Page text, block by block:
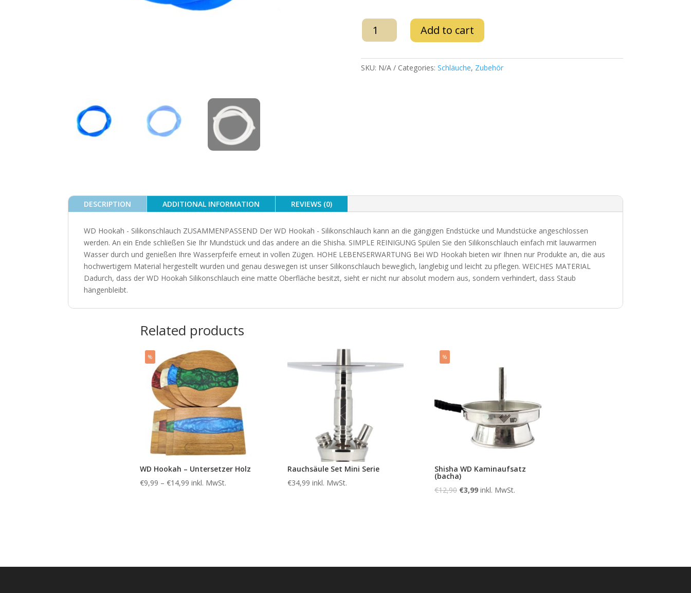
WD
Hookah
Silikonschlauch
(gerillt)
Add to cart
SKU: N/A Categories: Schläuche, Zubehör
DESCRIPTION ADDITIONAL INFORMATION REVIEWS (0)
WD Hookah - Silikonschlauch ZUSAMMENPASSEND Der WD Hookah - Silikonschlauch kann an die gängigen Endstücke und Mundstücke angeschlossen
werden. An ein Ende schließen Sie Ihr Mundstück und das andere an die Shisha. SIMPLE REINIGUNG Spülen Sie den Silikonschlauch einfach mit lauwarmen
Wasser durch und genießen Ihre Wasserpfeife erneut in vollen Zügen. HOHE LEBENSERWARTUNG Bei WD Hookah bieten wir Ihnen nur Produkte an, die aus
hochwertigem Material hergestellt wurden und genau deswegen ist unser Silikonschlauch beweglich, langlebig und leicht zu pflegen. WEICHES MATERIAL
Dadurch, dass der WD Hookah Silikonschlauch eine matte Oberfläche besitzt, sieht er nicht nur absolut modern aus, sondern verhindert, dass Staub
hängenbleibt.
Related products
%
WD Hookah – Untersetzer Holz
€9,99 –€14,99 inkl. MwSt.
Rauchsäule Set Mini Serie
€34,99 inkl. MwSt.
%
Shisha WD Kaminaufsatz
(baсha)
€12,90 €3,99 inkl. MwSt.